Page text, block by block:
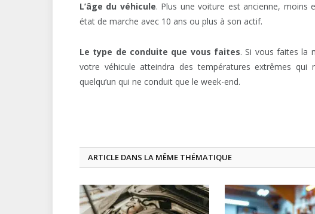
L’âge du véhicule. Plus une voiture est ancienne, moins
état de marche avec 10 ans ou plus à son actif.
Le type de conduite que vous faites. Si vous faites la
votre véhicule atteindra des températures extrêmes
quelqu’un qui ne conduit que le week-end.
ARTICLE DANS LA MÊME THÉMATIQUE